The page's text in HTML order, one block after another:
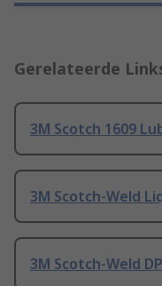
Gerelateerde
3M Scotch 1609
3M Scotch-Weld
3M Scotch-Weld